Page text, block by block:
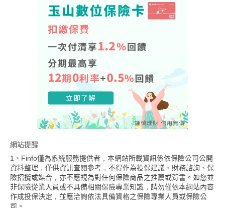
網站提醒
1、Finfo僅為系統服務提供者，本網站所載資訊係依保險公司公開
資料整理，僅供資訊查閱參考，不得作為投保建議、財務諮詢、保
險招攬或媒合，亦不應視為對任何保險商品之推薦或背書。如您並
非保險從業人員或不具備相關保險專業知識，請勿僅依本網站內容
作成投保決定，並應洽詢依法具備資格之保險專業人員或保險公
司。